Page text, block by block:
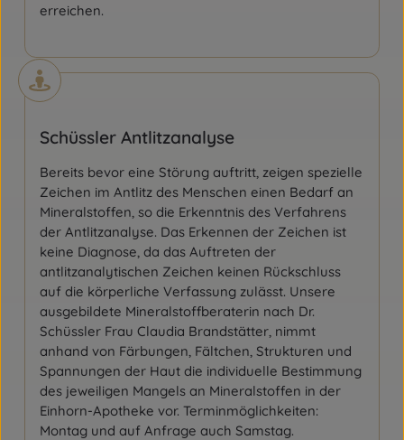
erreichen.
Schüssler Antlitzanalyse
Bereits bevor eine Störung auftritt, zeigen spezielle
Zeichen im Antlitz des Menschen einen Bedarf an
Mineralstoffen, so die Erkenntnis des Verfahrens
der Antlitzanalyse. Das Erkennen der Zeichen ist
keine Diagnose, da das Auftreten der
antlitzanalytischen Zeichen keinen Rückschluss
auf die körperliche Verfassung zulässt. Unsere
ausgebildete Mineralstoffberaterin nach Dr.
Schüssler Frau Claudia Brandstätter, nimmt
anhand von Färbungen, Fältchen, Strukturen und
Spannungen der Haut die individuelle Bestimmung
des jeweiligen Mangels an Mineralstoffen in der
Einhorn-Apotheke vor. Terminmöglichkeiten:
Montag und auf Anfrage auch Samstag.